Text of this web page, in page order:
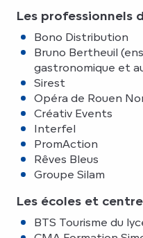
Les professionnels
Bono Distribution
Bruno Bertheuil
gastronomique et
Sirest
Opéra de Rouen
Créativ Events
Interfel
PromAction
Rêves Bleus
Groupe Silam
Les écoles et
BTS Tourisme du